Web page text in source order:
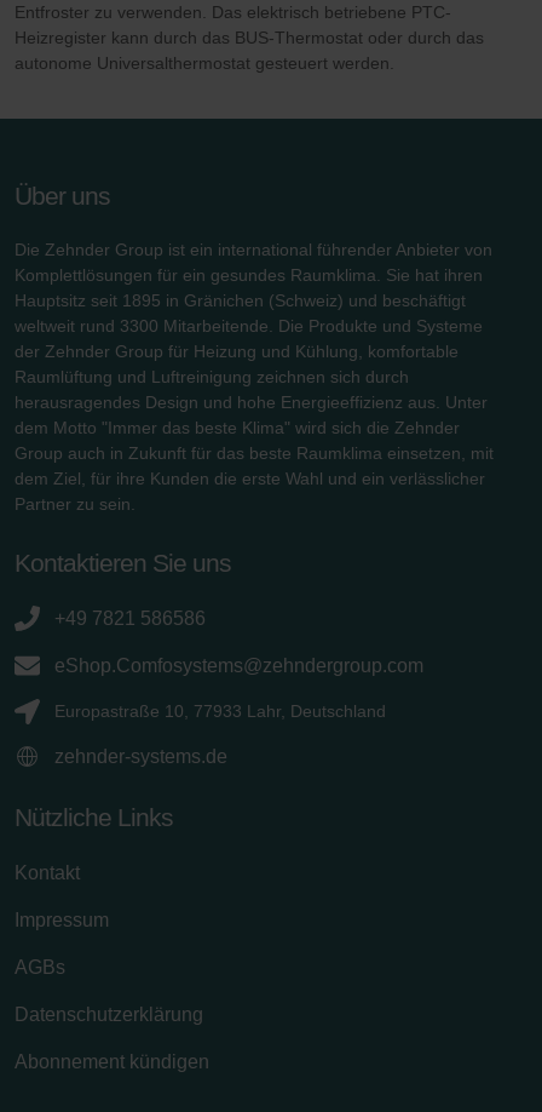
Entfroster zu verwenden. Das elektrisch betriebene PTC-
Heizregister kann durch das BUS-Thermostat oder durch das
autonome Universalthermostat gesteuert werden.
Über uns
Die Zehnder Group ist ein international führender Anbieter von
Komplettlösungen für ein gesundes Raumklima. Sie hat ihren
Hauptsitz seit 1895 in Gränichen (Schweiz) und beschäftigt
weltweit rund 3300 Mitarbeitende. Die Produkte und Systeme
der Zehnder Group für Heizung und Kühlung, komfortable
Raumlüftung und Luftreinigung zeichnen sich durch
herausragendes Design und hohe Energieeffizienz aus. Unter
dem Motto "Immer das beste Klima" wird sich die Zehnder
Group auch in Zukunft für das beste Raumklima einsetzen, mit
dem Ziel, für ihre Kunden die erste Wahl und ein verlässlicher
Partner zu sein.
Kontaktieren Sie uns
+49 7821 586586
eShop.Comfosystems@zehndergroup.com
Europastraße 10, 77933 Lahr, Deutschland
zehnder-systems.de
Nützliche Links
Kontakt
Impressum
AGBs
Datenschutzerklärung
Abonnement kündigen